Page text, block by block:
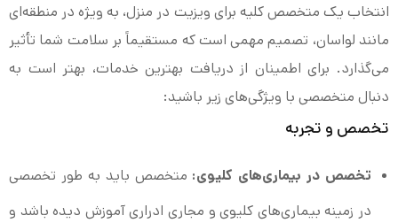
انتخاب یک متخصص کلیه برای ویزیت در منزل، به ویژه در منطقه‌ای
مانند لواسان، تصمیم مهمی است که مستقیماً بر سلامت شما تأثیر
می‌گذارد. برای اطمینان از دریافت بهترین خدمات، بهتر است به
دنبال متخصصی با ویژگی‌های زیر باشید:
تخصص و تجربه
تخصص در بیماری‌های کلیوی:متخصص باید به طور تخصصی
در زمینه بیماری‌های کلیوی و مجاری ادراری آموزش دیده باشد و